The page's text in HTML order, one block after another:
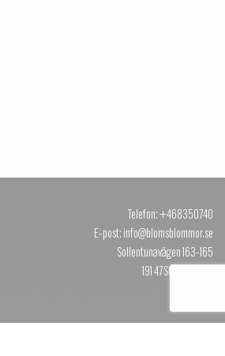
Telefon: +468350740
E-post: info@blomsblommor.se
Sollentunavägen 163-165
191 47 SOLLENTUNA